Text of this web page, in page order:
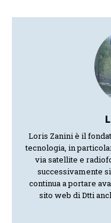
Loris Zanini è il
tecnologia, in
via satellite e
successivamente
continua a portare
sito web di Dtti